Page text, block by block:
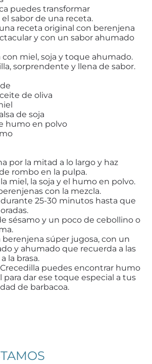
puedes transformar
sabor de una receta.
receta original con berenjena
y con un sabor ahumado
con miel, soja y toque ahumado.
sorprendente y llena de sabor.
de oliva
de soja
humo en polvo
por la mitad a lo largo y haz
rombo en la pulpa.
miel, la soja y el humo en polvo.
con la mezcla.
durante 25-30 minutos hasta que
sésamo y un poco de cebollino o
berenjena súper jugosa, con un
y ahumado que recuerda a las
la brasa.
puedes encontrar humo
para dar ese toque especial a tus
de barbacoa.